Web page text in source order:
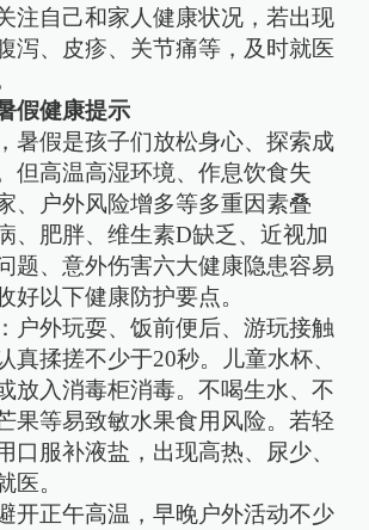
注自己和家人健康状况，若出现
泻、皮疹、关节痛等，及时就医
假健康提示
暑假是孩子们放松身心、探索成
但高温高湿环境、作息饮食失
、户外风险增多等多重因素叠
、肥胖、维生素D缺乏、近视加
题、意外伤害六大健康隐患容易
好以下健康防护要点。
户外玩耍、饭前便后、游玩接触
真揉搓不少于20秒。儿童水杯、
放入消毒柜消毒。不喝生水、不
果等易致敏水果食用风险。若轻
口服补液盐，出现高热、尿少、
医。
开正午高温，早晚户外活动不少